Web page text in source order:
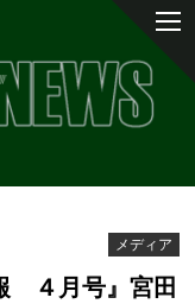
メディア
４月号』宮田